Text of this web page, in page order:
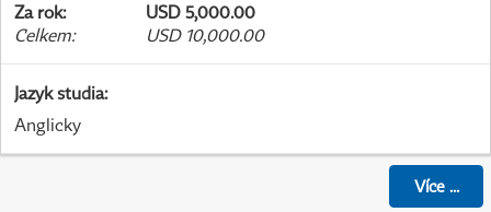
Za rok:
USD 5,000.00
Celkem: USD 10,000.00
Jazyk studia:
Anglicky
Více...